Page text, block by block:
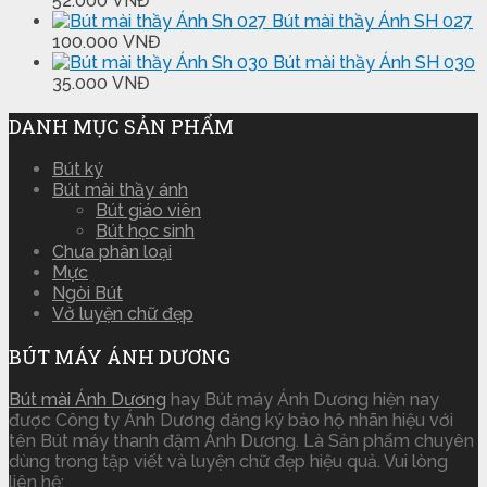
Bút mài thầy Ánh SH 027
100.000 VNĐ
Bút mài thầy Ánh SH 030
35.000 VNĐ
DANH MỤC SẢN PHẨM
Bút ký
Bút mài thầy ánh
Bút giáo viên
Bút học sinh
Chưa phân loại
Mực
Ngòi Bút
Vở luyện chữ đẹp
BÚT MÁY ÁNH DƯƠNG
Bút mài Ánh Dương hay Bút máy Ánh Dương hiện nay
được Công ty Ánh Dương đăng ký bảo hộ nhãn hiệu với
tên Bút máy thanh đậm Ánh Dương. Là Sản phẩm chuyên
dùng trong tập viết và luyện chữ đẹp hiệu quả. Vui lòng
liên hệ: